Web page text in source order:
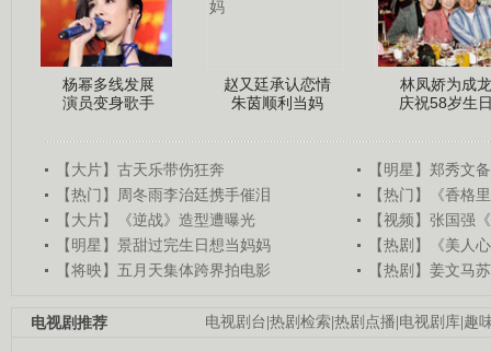
杨幂多线发展
演员变身歌手
赵又廷承认恋情
朱茵顺利当妈
林凤娇为成龙
庆祝58岁生
【大片】古天乐带伤狂奔
【明星】郑秀文
【热门】周冬雨李治廷携手催泪
【热门】《香格
【大片】《逆战》造型遭曝光
【视频】张国强
【明星】景甜过完生日想当妈妈
【热剧】《美人
【将映】五月天集体跨界拍电影
【热剧】姜文马
电视剧台|热剧检索|热剧点播|电视剧库|趣
电视剧推荐